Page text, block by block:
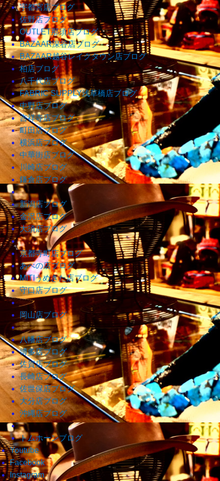
宇都宮店ブログ
佐野店ブログ
OUTLET那須店ブログ
BAZAAR深谷店ブログ
BAZAAR越谷レイクタウン店ブログ
柏店ブログ
八千代店ブログ
FABRIC SUPPLY浅草橋店ブログ
中野店ブログ
吉祥寺店ブログ
町田店ブログ
横浜店ブログ
中華街店ブログ
川崎店ブログ
鎌倉店ブログ
新潟店ブログ
金沢店ブログ
大須店ブログ
京都寺町店ブログ
あべの店ブログ
MITIうめきた店ブログ
守口店ブログ
岡山店ブログ
八幡店ブログ
博多店ブログ
佐賀店ブログ
長崎店ブログ
佐世保店ブログ
大分店ブログ
沖縄店ブログ
トムホーンブログ
Youtube
Facebook
Instagram